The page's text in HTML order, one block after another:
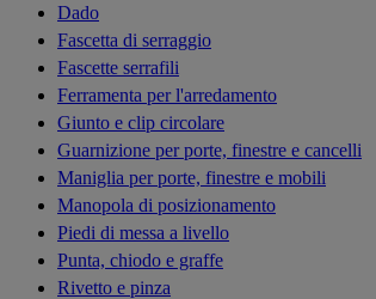
Dado
Fascetta di serraggio
Fascette serrafili
Ferramenta per l'arredamento
Giunto e clip circolare
Guarnizione per porte, finestre e cancelli
Maniglia per porte, finestre e mobili
Manopola di posizionamento
Piedi di messa a livello
Punta, chiodo e graffe
Rivetto e pinza